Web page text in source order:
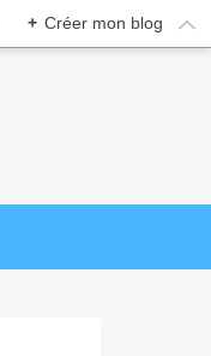
+ Créer mon blog